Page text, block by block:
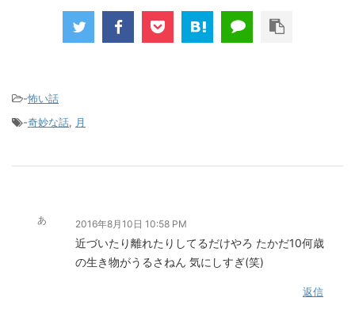
-怖い話
-奇妙な話, 月
あ 2016年8月10日 10:58 PM
近づいたり離れたりしてるだけやろ たかだ10何歳
の生き物がうるさねん 気にしすぎ(笑)
返信